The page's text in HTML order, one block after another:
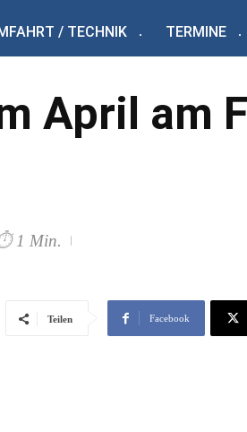
/ TECHNIK TERMINE
April am
1 Min.
Teilen Facebook